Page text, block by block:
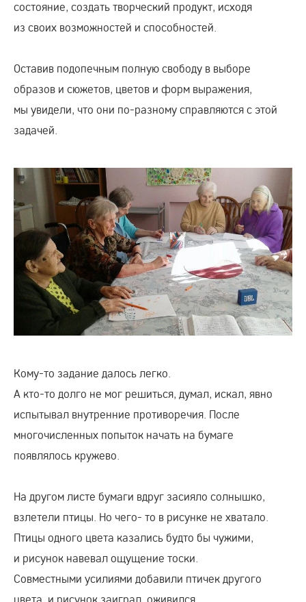
состояние, создать творческий продукт, исходя
из своих возможностей и способностей.
Оставив подопечным полную свободу в выборе
образов и сюжетов, цветов и форм выражения,
мы увидели, что они по-разномусправляются с этой
задачей.
Кому-то задание далось легко.
А кто-то долго не мог решиться, думал, искал, явно
испытывал внутренние противоречия. После
многочисленных попыток начать на бумаге
появлялось кружево.
На другом листе бумаги вдруг засияло солнышко,
взлетели птицы. Но чего- то в рисунке не хватало.
Птицы одного цвета казались будто бы чужими,
и рисунок навевал ощущение тоски.
Совместными усилиями добавили птичек другого
цвета, и рисунок заиграл, оживился.